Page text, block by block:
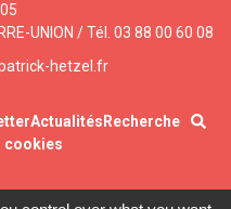
UNION / Tél. 03 88 00 60 08
hetzel.fr
Actualités Recherche
cookies